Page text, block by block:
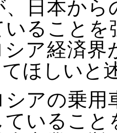
、日本か
いること
ア経済界
ほしいと
シアの乗
いること